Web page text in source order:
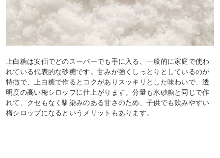
上白糖は安価でどのスーパーでも手に入る、一般的に家庭で使わ
れている代表的な砂糖です。甘みが強くしっとりとしているのが
特徴で、上白糖で作るとコクがありスッキリとした味わいで、透
明度の高い梅シロップに仕上がります。分量も氷砂糖と同じで作
れて、クセもなく馴染みのある甘さのため、子供でも飲みやすい
梅シロップになるというメリットもあります。